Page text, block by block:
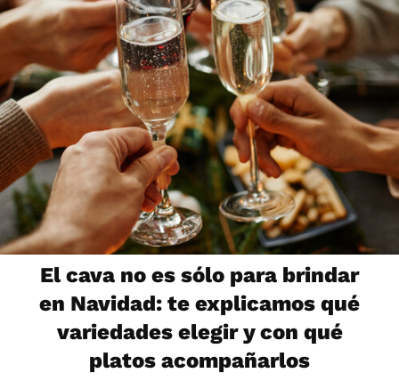
El cava no es sólo para brindar
en Navidad: te explicamos qué
variedades elegir y con qué
platos acompañarlos